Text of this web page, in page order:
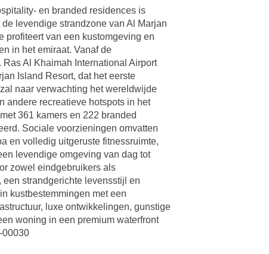
en branded residences is
levendige strandzone van Al Marjan
profiteert van een kustomgeving en
in het emiraat. Vanaf de
Al Khaimah International Airport
Island Resort, dat het eerste
naar verwachting het wereldwijde
andere recreatieve hotspots in het
361 kamers en 222 branded
Sociale voorzieningen omvatten
en volledig uitgeruste fitnessruimte,
levendige omgeving van dag tot
zowel eindgebruikers als
strandgerichte levensstijl en
kustbestemmingen met een
luxe ontwikkelingen, gunstige
woning in een premium waterfront
00030